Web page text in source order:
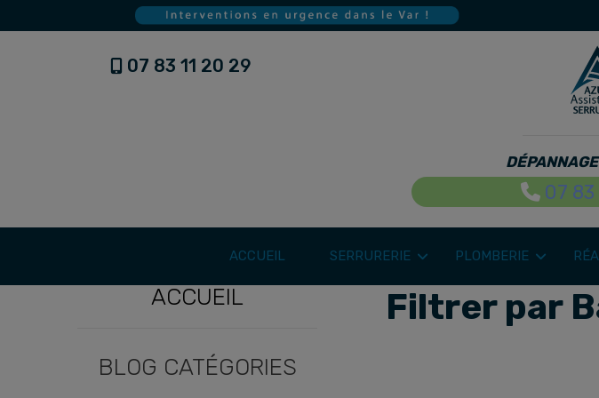
07 83 11 20 29
07 83
ACCUEIL SERRURERIE PLOMBERIE
BLOG
ACCUEIL
BLOG CATÉGORIES
Filtrer par